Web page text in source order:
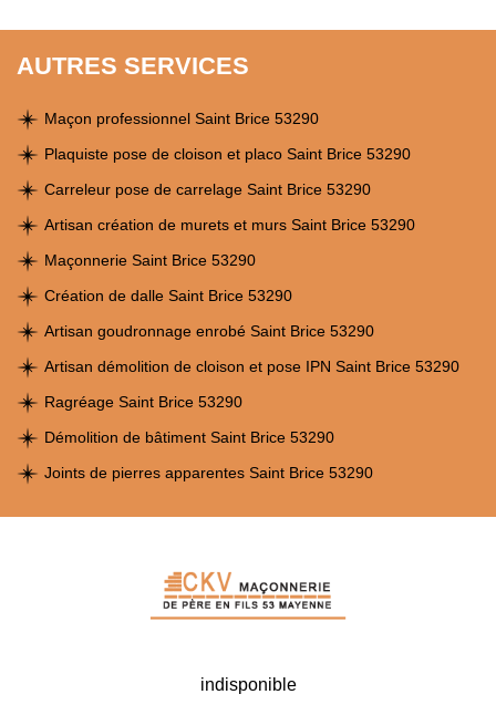
AUTRES SERVICES
Maçon professionnel Saint Brice 53290
Plaquiste pose de cloison et placo Saint Brice 53290
Carreleur pose de carrelage Saint Brice 53290
Artisan création de murets et murs Saint Brice 53290
Maçonnerie Saint Brice 53290
Création de dalle Saint Brice 53290
Artisan goudronnage enrobé Saint Brice 53290
Artisan démolition de cloison et pose IPN Saint Brice 53290
Ragréage Saint Brice 53290
Démolition de bâtiment Saint Brice 53290
Joints de pierres apparentes Saint Brice 53290
indisponible